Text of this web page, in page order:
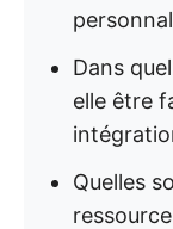
Dans
elle être
Quelles